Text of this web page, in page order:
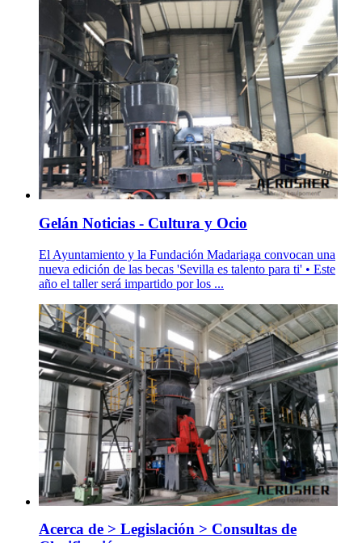
Gelán Noticias - Cultura y Ocio
El Ayuntamiento y la Fundación Madariaga convocan una
nueva edición de las becas 'Sevilla es talento para ti' • Este
año el taller será impartido por los ...
Acerca de > Legislación > Consultas de